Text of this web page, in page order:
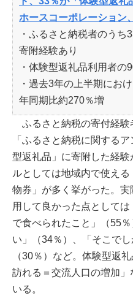
ホースコーポレーション
・ふるさと納税者のう
寄附経験あり
・体験型返礼品利用者の
・過去3年の上半期にお
年同期比約270％増
ふるさと納税の寄付経験
「ふるさと納税に関する
型返礼品」に寄附した経
ルとしては地域内で使え
物券」が多く挙がった。
用して良かった点として
で食べられたこと」（55
い」（34％）、「そこでし
（30％）など。体験型返
訪れる＝交流人口の増加
いる。